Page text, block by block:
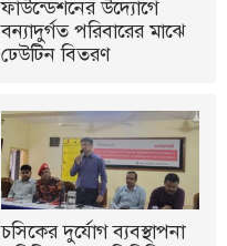
ফাউন্ডেশনের উদ্যোগে
বন্যাদুর্গত পরিবারের মাঝে
ঢেউটিন বিতরণ
চসিকের দুর্যোগ ব্যবস্থাপনা